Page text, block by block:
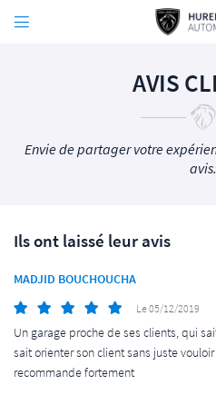

 Adresse email de réception
En cochant cette case, vous consentez à
email indiqué ci-dessus. Vous pouvez vous
formulaire de désinscription
AVIS
Envie de partager votre
avis.
Ils ont laissé leur avis
MADJID BOUCHOUCHA
Le 05/12/2019
Un garage proche de ses clients, qui
sait orienter son client sans juste
recommande fortement